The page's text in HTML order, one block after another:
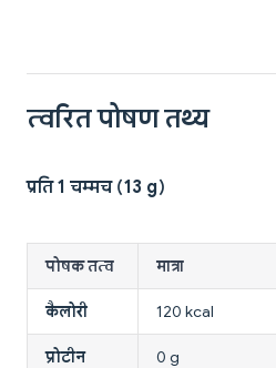
त्वरित पोषण तथ्य
प्रति 1 चम्मच (13 g)
पोषक तत्व मात्रा
कैलोरी 120 kcal
प्रोटीन 0 g